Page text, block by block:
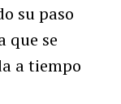
su paso
que se
a tiempo